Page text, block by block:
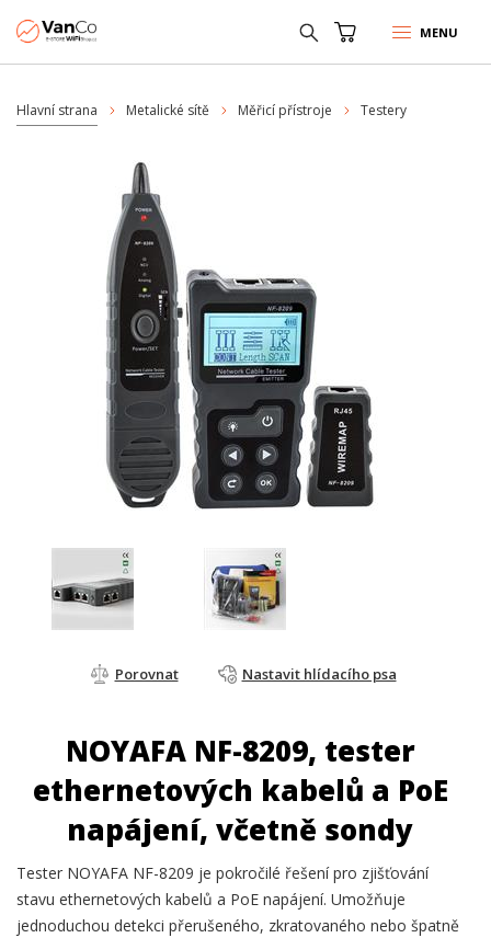
MENU
Hlavní strana Metalické sítě Měřicí přístroje Testery
Porovnat Nastavit hlídacího psa
NOYAFA NF-8209, tester
ethernetových kabelů a PoE
napájení, včetně sondy
Tester NOYAFA NF-8209 je pokročilé řešení pro zjišťování
stavu ethernetových kabelů a PoE napájení. Umožňuje
jednoduchou detekci přerušeného, zkratovaného nebo špatně